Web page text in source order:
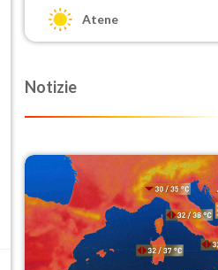
Atene
Notizie